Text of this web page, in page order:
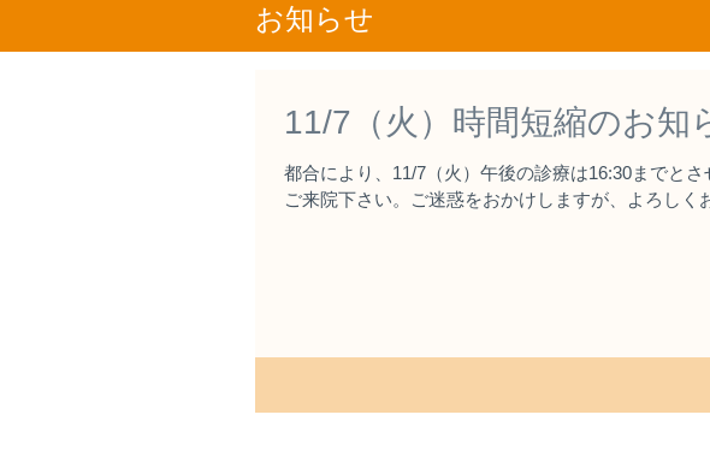
​お知らせ
11/7（火）時間短縮のお知
都合により、11/7（火）午後の診療は16:30までと
ご来院下さい。ご迷惑をおかけしますが、よろしく